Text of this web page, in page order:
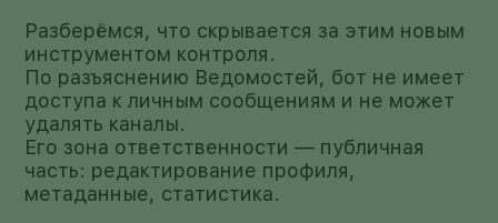
Разберёмся, что скрывается за этим новым
инструментом контроля.
По разъяснению Ведомостей, бот не имеет
доступа к личным сообщениям и не может
удалять каналы.
Его зона ответственности — публичная
часть: редактирование профиля,
метаданные, статистика.